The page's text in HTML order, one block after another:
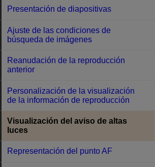
Presentación de diapositivas
Ajuste de las condiciones de
búsqueda de imágenes
Reanudación de la reproducción
anterior
Personalización de la visualización
de la información de reproducción
Visualización del aviso de altas
luces
Representación del punto AF